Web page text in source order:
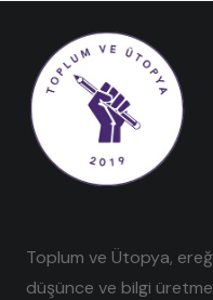
Toplum ve Ütopya,
düşünce ve bilgi